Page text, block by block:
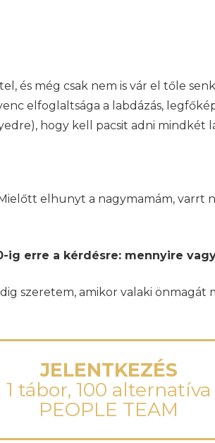
és még csak nem is vár el tőle
elfoglaltsága a labdázás,
hogy kell pacsit adni mindkét
elhunyt a nagymamám, varrt
erre a kérdésre: mennyire
szeretem, amikor valaki önmagát
JELENTKEZÉS
1 tábor, 100 alternatíva
PEOPLE TEAM